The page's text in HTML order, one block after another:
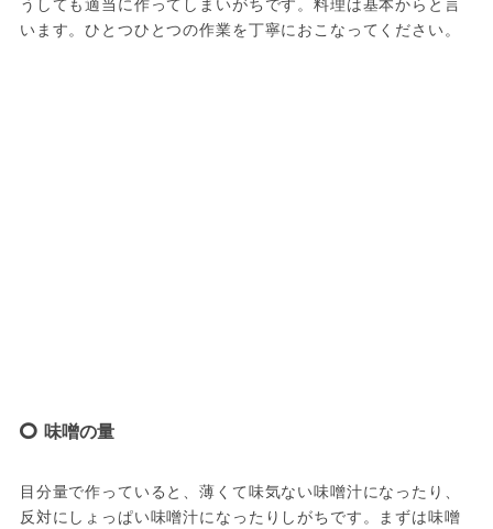
います。ひとつひとつの作業を丁寧におこなってください。
味噌の量
目分量で作っていると、薄くて味気ない味噌汁になったり、
反対にしょっぱい味噌汁になったりしがちです。まずは味噌